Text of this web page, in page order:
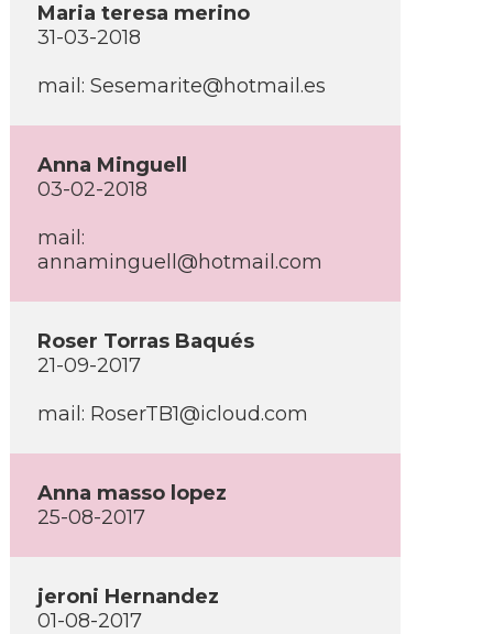
Maria teresa merino
31-03-2018
mail: Sesemarite@hotmail.es
Anna Minguell
03-02-2018
mail:
annaminguell@hotmail.com
Roser Torras Baqués
21-09-2017
mail: RoserTB1@icloud.com
Anna masso lopez
25-08-2017
jeroni Hernandez
01-08-2017